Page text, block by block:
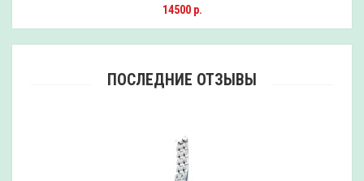
14500 р.
ПОСЛЕДНИЕ ОТЗЫВЫ